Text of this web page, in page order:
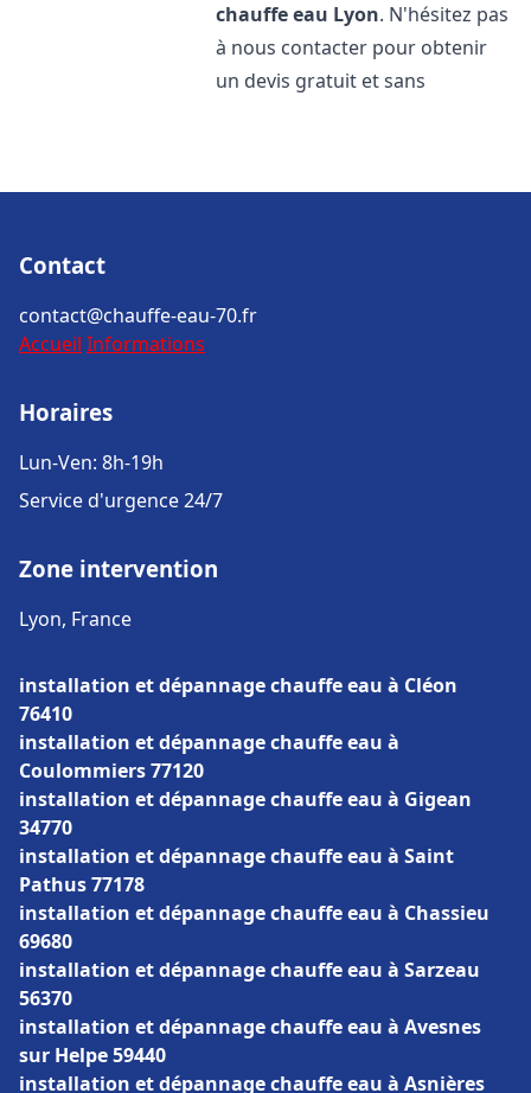
chauffe eau Lyon. N'hésitez pas
à nous contacter pour obtenir
un devis gratuit et sans
Contact
contact@chauffe-eau-70.fr
Accueil Informations
Horaires
Lun-Ven: 8h-19h
Service d'urgence 24/7
Zone intervention
Lyon, France
installation et dépannage chauffe eau à Cléon
76410
installation et dépannage chauffe eau à
Coulommiers 77120
installation et dépannage chauffe eau à Gigean
34770
installation et dépannage chauffe eau à Saint
Pathus 77178
installation et dépannage chauffe eau à Chassieu
69680
installation et dépannage chauffe eau à Sarzeau
56370
installation et dépannage chauffe eau à Avesnes
sur Helpe 59440
installation et dépannage chauffe eau à Asnières